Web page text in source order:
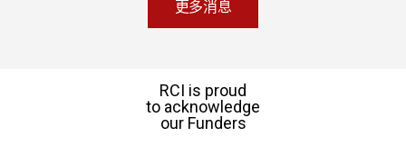
更多消息
RCI is proud
to acknowledge
our Funders